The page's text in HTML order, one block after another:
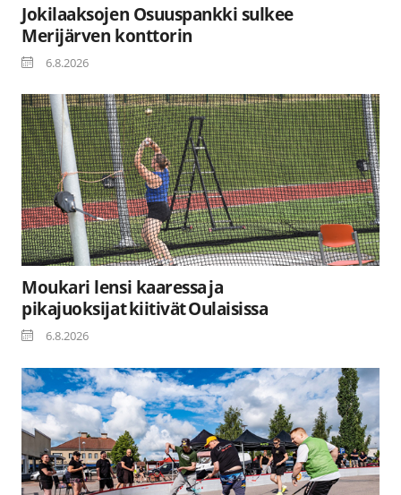
Jokilaaksojen Osuuspankki sulkee
Merijärven konttorin
6.8.2026
Moukari lensi kaaressa ja
pikajuoksijat kiitivät Oulaisissa
6.8.2026